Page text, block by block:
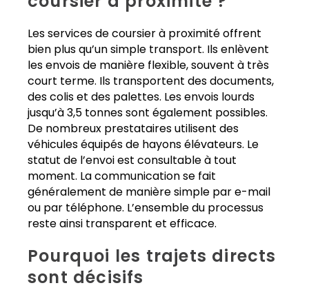
Les services de coursier à proximité offrent
bien plus qu’un simple transport. Ils enlèvent
les envois de manière flexible, souvent à très
court terme. Ils transportent des documents,
des colis et des palettes. Les envois lourds
jusqu’à 3,5 tonnes sont également possibles.
De nombreux prestataires utilisent des
véhicules équipés de hayons élévateurs. Le
statut de l’envoi est consultable à tout
moment. La communication se fait
généralement de manière simple par e-mail
ou par téléphone. L’ensemble du processus
reste ainsi transparent et efficace.
Pourquoi les trajets directs
sont décisifs